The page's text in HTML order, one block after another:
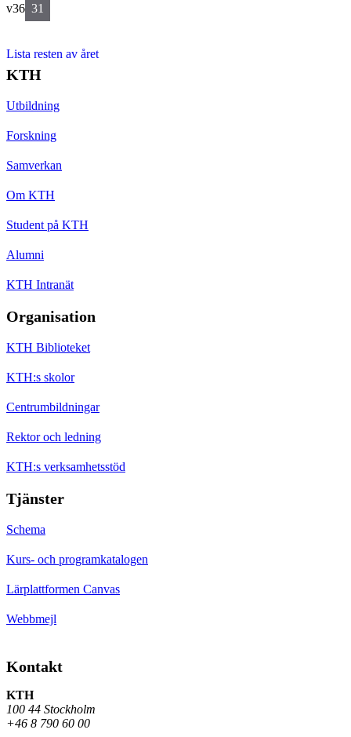
v36 31
Lista resten av året
KTH
Utbildning
Forskning
Samverkan
Om KTH
Student på KTH
Alumni
KTH Intranät
Organisation
KTH Biblioteket
KTH:s skolor
Centrumbildningar
Rektor och ledning
KTH:s verksamhetsstöd
Tjänster
Schema
Kurs- och programkatalogen
Lärplattformen Canvas
Webbmejl
Kontakt
KTH
100 44 Stockholm
+46 8 790 60 00